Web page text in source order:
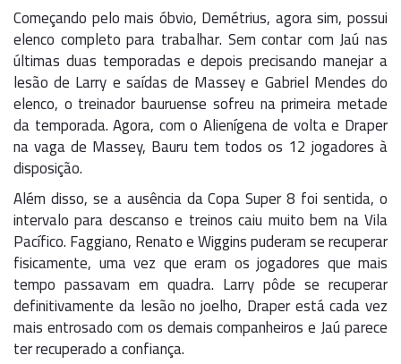
Começando pelo mais óbvio, Demétrius, agora sim, possui
elenco completo para trabalhar. Sem contar com Jaú nas
últimas duas temporadas e depois precisando manejar a
lesão de Larry e saídas de Massey e Gabriel Mendes do
elenco, o treinador bauruense sofreu na primeira metade
da temporada. Agora, com o Alienígena de volta e Draper
na vaga de Massey, Bauru tem todos os 12 jogadores à
disposição.
Além disso, se a ausência da Copa Super 8 foi sentida, o
intervalo para descanso e treinos caiu muito bem na Vila
Pacífico. Faggiano, Renato e Wiggins puderam se recuperar
fisicamente, uma vez que eram os jogadores que mais
tempo passavam em quadra. Larry pôde se recuperar
definitivamente da lesão no joelho, Draper está cada vez
mais entrosado com os demais companheiros e Jaú parece
ter recuperado a confiança.